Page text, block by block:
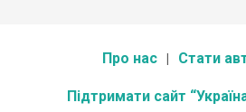
Про нас Стати
Підтримати сайт